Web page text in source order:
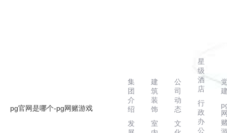
pg官网是哪个-pg网赌游戏
集
团
介
绍
发
建
筑
装
饰
室
公
司
动
态
文
星
级
酒
店
行
政
办
公